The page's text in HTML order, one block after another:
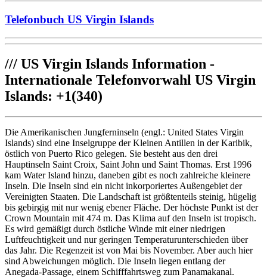
Telefonbuch US Virgin Islands
/// US Virgin Islands Information -
Internationale Telefonvorwahl US Virgin
Islands: +1(340)
Die Amerikanischen Jungferninseln (engl.: United States Virgin
Islands) sind eine Inselgruppe der Kleinen Antillen in der Karibik,
östlich von Puerto Rico gelegen. Sie besteht aus den drei
Hauptinseln Saint Croix, Saint John und Saint Thomas. Erst 1996
kam Water Island hinzu, daneben gibt es noch zahlreiche kleinere
Inseln. Die Inseln sind ein nicht inkorporiertes Außengebiet der
Vereinigten Staaten. Die Landschaft ist größtenteils steinig, hügelig
bis gebirgig mit nur wenig ebener Fläche. Der höchste Punkt ist der
Crown Mountain mit 474 m. Das Klima auf den Inseln ist tropisch.
Es wird gemäßigt durch östliche Winde mit einer niedrigen
Luftfeuchtigkeit und nur geringen Temperaturunterschieden über
das Jahr. Die Regenzeit ist von Mai bis November. Aber auch hier
sind Abweichungen möglich. Die Inseln liegen entlang der
Anegada-Passage, einem Schifffahrtsweg zum Panamakanal.